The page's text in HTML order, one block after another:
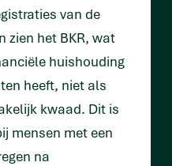
van de
zien het BKR, wat
huishouding
heeft, niet als
kwaad. Dit is
mensen met een
na